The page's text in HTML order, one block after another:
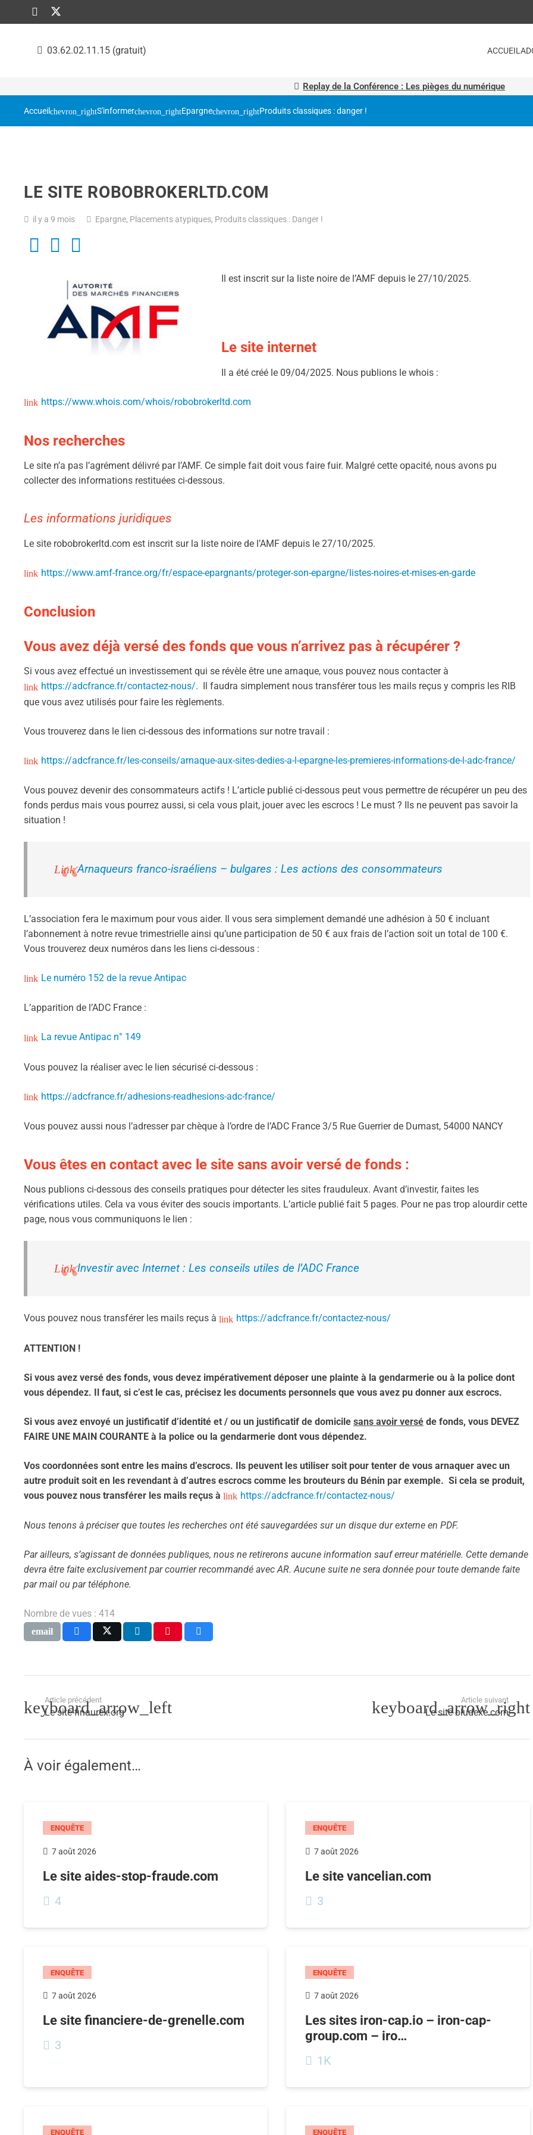
03.62.02.11.15 (gratuit) ACCUEIL
Replay de la Conférence : Les pièges du numérique
Accueil S'informer Epargne Produits classiques : danger !
LE SITE ROBOBROKERLTD.COM
il y a 9 mois Epargne, Placements atypiques, Produits classiques : Danger !
Il est inscrit sur la liste noire de l’AMF depuis le 27/10/2025.
Le site internet
Il a été créé le 09/04/2025. Nous publions le whois :
https://www.whois.com/whois/robobrokerltd.com
Nos recherches
Le site n’a pas l’agrément délivré par l’AMF. Ce simple fait doit vous faire fuir. Malgré cette opacité, nous avons pu
collecter des informations restituées ci-dessous.
Les informations juridiques
Le site robobrokerltd.com est inscrit sur la liste noire de l’AMF depuis le 27/10/2025.
https://www.amf-france.org/fr/espace-epargnants/proteger-son-epargne/listes-noires-et-mises-en-garde
Conclusion
Vous avez déjà versé des fonds que vous n’arrivez pas à récupérer ?
Si vous avez effectué un investissement qui se révèle être une arnaque, vous pouvez nous contacter à
https://adcfrance.fr/contactez-nous/. Il faudra simplement nous transférer tous les mails reçus y compris les RIB
que vous avez utilisés pour faire les règlements.
Vous trouverez dans le lien ci-dessous des informations sur notre travail :
https://adcfrance.fr/les-conseils/arnaque-aux-sites-dedies-a-l-epargne-les-premieres-informations-de-l-adc-france/
Vous pouvez devenir des consommateurs actifs ! L’article publié ci-dessous peut vous permettre de récupérer un peu des
fonds perdus mais vous pourrez aussi, si cela vous plait, jouer avec les escrocs ! Le must ? Ils ne peuvent pas savoir la
situation !
Arnaqueurs franco-israéliens – bulgares : Les actions des consommateurs
L’association fera le maximum pour vous aider. Il vous sera simplement demandé une adhésion à 50 € incluant
l’abonnement à notre revue trimestrielle ainsi qu’une participation de 50 € aux frais de l’action soit un total de 100 €.
Vous trouverez deux numéros dans les liens ci-dessous :
Le numéro 152 de la revue Antipac
L’apparition de l’ADC France :
La revue Antipac n° 149
Vous pouvez la réaliser avec le lien sécurisé ci-dessous :
https://adcfrance.fr/adhesions-readhesions-adc-france/
Vous pouvez aussi nous l’adresser par chèque à l’ordre de l’ADC France 3/5 Rue Guerrier de Dumast, 54000 NANCY
Vous êtes en contact avec le site sans avoir versé de fonds :
Nous publions ci-dessous des conseils pratiques pour détecter les sites frauduleux. Avant d’investir, faites les
vérifications utiles. Cela va vous éviter des soucis importants. L’article publié fait 5 pages. Pour ne pas trop alourdir cette
page, nous vous communiquons le lien :
Investir avec Internet : Les conseils utiles de l’ADC France
Vous pouvez nous transférer les mails reçus à https://adcfrance.fr/contactez-nous/
ATTENTION !
Si vous avez versé des fonds, vous devez impérativement déposer une plainte à la gendarmerie ou à la police dont
vous dépendez. Il faut, si c’est le cas, précisez les documents personnels que vous avez pu donner aux escrocs.
Si vous avez envoyé un justificatif d’identité et / ou un justificatif de domicile sans avoir versé de fonds, vous DEVEZ
FAIRE UNE MAIN COURANTE à la police ou la gendarmerie dont vous dépendez.
Vos coordonnées sont entre les mains d’escrocs. Ils peuvent les utiliser soit pour tenter de vous arnaquer avec un
autre produit soit en les revendant à d’autres escrocs comme les brouteurs du Bénin par exemple. Si cela se produit,
vous pouvez nous transférer les mails reçus à
https://adcfrance.fr/contactez-nous/
Nous tenons à préciser que toutes les recherches ont été sauvegardées sur un disque dur externe en PDF.
Par ailleurs, s’agissant de données publiques, nous ne retirerons aucune information sauf erreur matérielle. Cette demande
devra être faite exclusivement par courrier recommandé avec AR. Aucune suite ne sera donnée pour toute demande faite
par mail ou par téléphone.
Nombre de vues : 414
Article précédent
Le site finaurex.org
Article suivant
Le site bludexe.com
À voir également…
ENQUÊTE
7 août 2026
Le site aides-stop-fraude.com
4
ENQUÊTE
7 août 2026
Le site vancelian.com
3
ENQUÊTE
7 août 2026
Le site financiere-de-grenelle.com
3
ENQUÊTE
7 août 2026
Les sites iron-cap.io – iron-cap-
group.com – iro…
1K
ENQUÊTE ENQUÊTE